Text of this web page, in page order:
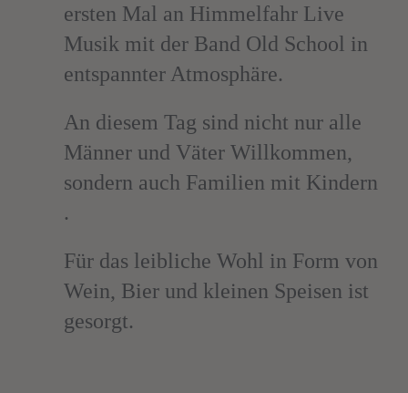
ersten Mal an Himmelfahr Live
Musik mit der Band Old School in
entspannter Atmosphäre.
An diesem Tag sind nicht nur alle
Männer und Väter Willkommen,
sondern auch Familien mit Kindern
.
Für das leibliche Wohl in Form von
Wein, Bier und kleinen Speisen ist
gesorgt.